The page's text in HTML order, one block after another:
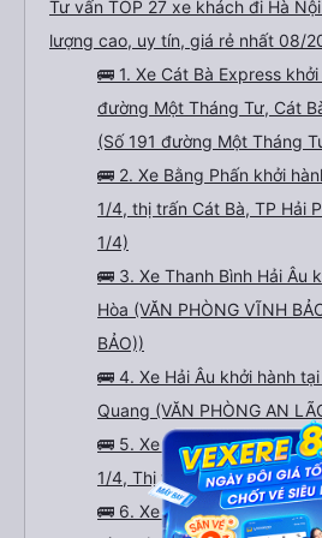
Tư vấn TOP 27 xe khách đi Hà
lượng cao, uy tín, giá rẻ nhất 08/
🚌 1. Xe Cát Bà Express
đường Một Tháng Tư, Cát
(Số 191 đường Một Tháng
🚌 2. Xe Bằng Phấn khởi
1/4, thị trấn Cát Bà, TP Hải
1/4)
🚌 3. Xe Thanh Bình Hải Âu
Hòa (VĂN PHÒNG VĨNH
BẢO))
🚌 4. Xe Hải Âu khởi hành
Quang (VĂN PHÒNG AN
🚌 5. Xe Daiichi Travel khởi
1/4, Thị trấn Cát Bà (Văn
🚌 6. Xe Hoàng Công khởi